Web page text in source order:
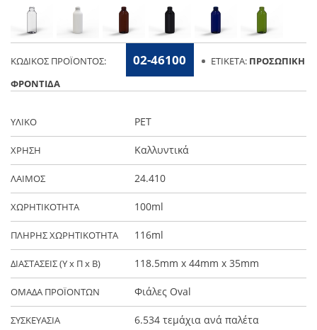
ΥΛΙΚΟ PET
ΧΡΗΣΗ Καλλυντικά
ΛΑΙΜΟΣ 24.410
ΧΩΡΗΤΙΚΟΤΗΤΑ 100ml
ΠΛΗΡΗΣ ΧΩΡΗΤΙΚΟΤΗΤΑ 116ml
ΔΙΑΣΤΑΣΕΙΣ (Y x Π x Β) 118.5mm x 44mm x 35mm
ΟΜΑΔΑ ΠΡΟΪΟΝΤΩΝ Φιάλες Oval
ΣΥΣΚΕΥΑΣΙΑ 6.534 τεμάχια ανά παλέτα
ΚΩΔΙΚΌΣ ΠΡΟΪΌΝΤΟΣ: 02-46100 ΕΤΙΚΈΤΑ: ΠΡΟΣΩΠΙΚΉ
ΦΡΟΝΤΊΔΑ